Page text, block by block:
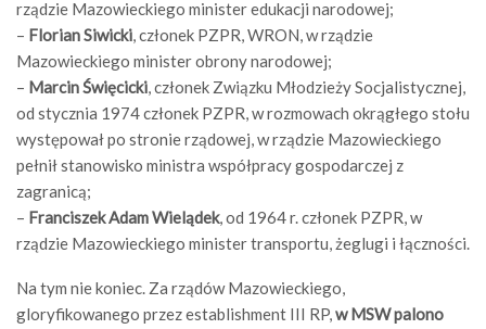
rządzie Mazowieckiego minister edukacji narodowej;
– Florian Siwicki, członek PZPR, WRON, w rządzie
Mazowieckiego minister obrony narodowej;
– Marcin Święcicki, członek Związku Młodzieży Socjalistycznej,
od stycznia 1974 członek PZPR, w rozmowach okrągłego stołu
występował po stronie rządowej, w rządzie Mazowieckiego
pełnił stanowisko ministra współpracy gospodarczej z
zagranicą;
– Franciszek Adam Wielądek, od 1964 r. członek PZPR, w
rządzie Mazowieckiego minister transportu, żeglugi i łączności.
Na tym nie koniec. Za rządów Mazowieckiego,
gloryfikowanego przez establishment III RP,w MSW palono